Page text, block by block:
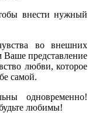
внести нужный
во внешних
представление
любви, которое
самой.
одновременно!
любимы!